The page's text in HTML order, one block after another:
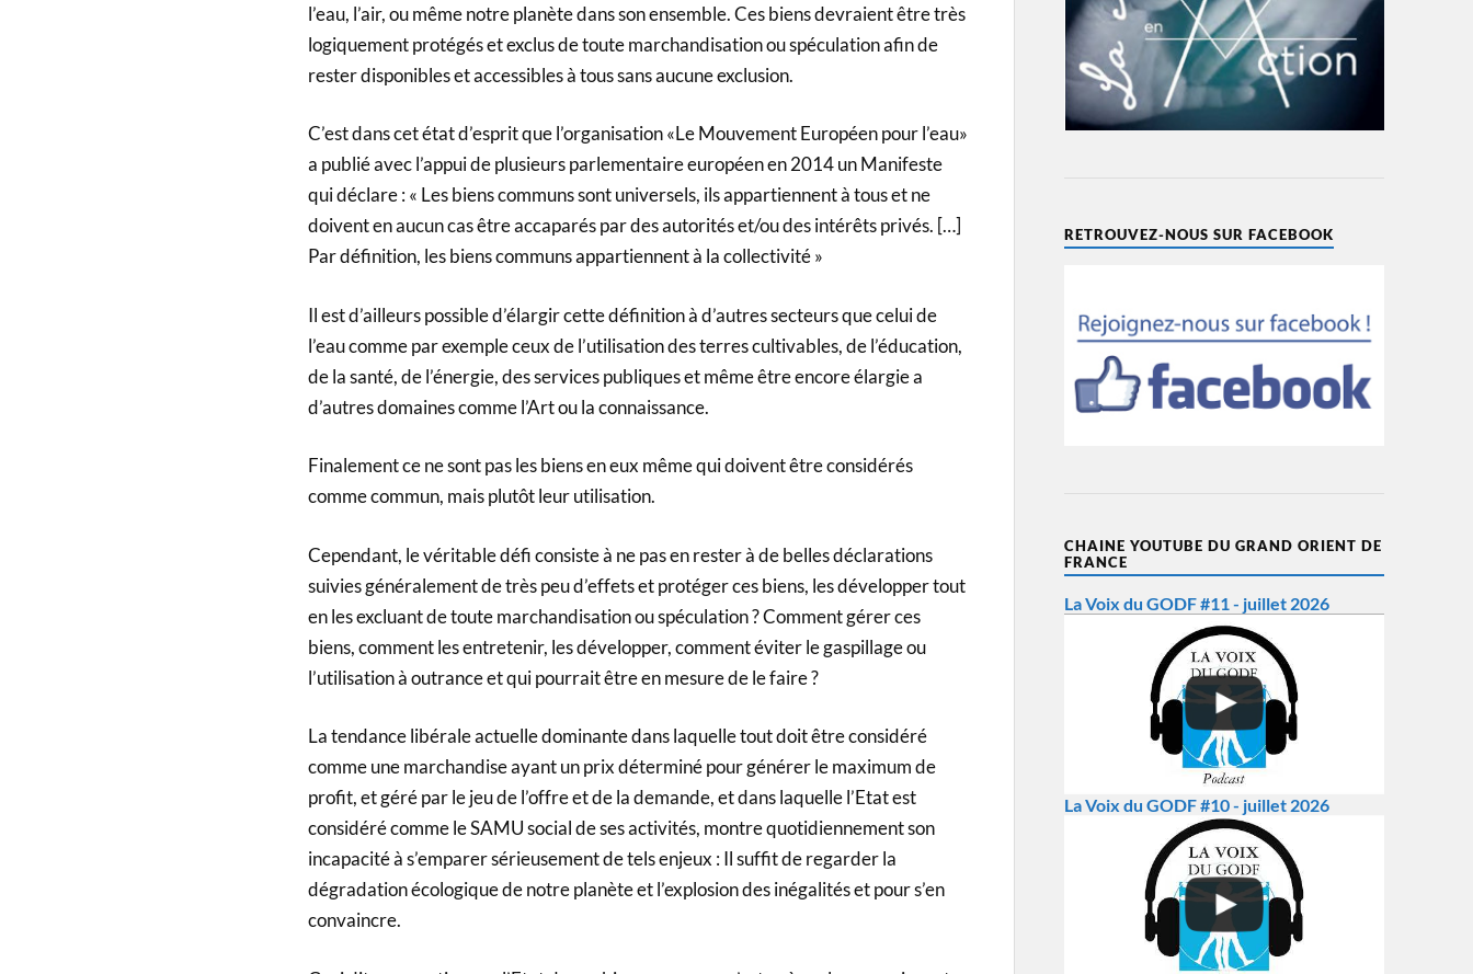
l’eau, l’air, ou même notre planète dans son ensemble. Ces biens devraient être très
logiquement protégés et exclus de toute marchandisation ou spéculation afin de
rester disponibles et accessibles à tous sans aucune exclusion.
C’est dans cet état d’esprit que l’organisation «Le Mouvement Européen pour l’eau»
a publié avec l’appui de plusieurs parlementaire européen en 2014 un Manifeste
qui déclare : « Les biens communs sont universels, ils appartiennent à tous et ne
doivent en aucun cas être accaparés par des autorités et/ou des intérêts privés. […]
Par définition, les biens communs appartiennent à la collectivité »
Il est d’ailleurs possible d’élargir cette définition à d’autres secteurs que celui de
l’eau comme par exemple ceux de l’utilisation des terres cultivables, de l’éducation,
de la santé, de l’énergie, des services publiques et même être encore élargie a
d’autres domaines comme l’Art ou la connaissance.
Finalement ce ne sont pas les biens en eux même qui doivent être considérés
comme commun, mais plutôt leur utilisation.
Cependant, le véritable défi consiste à ne pas en rester à de belles déclarations
suivies généralement de très peu d’effets et protéger ces biens, les développer tout
en les excluant de toute marchandisation ou spéculation ? Comment gérer ces
biens, comment les entretenir, les développer, comment éviter le gaspillage ou
l’utilisation à outrance et qui pourrait être en mesure de le faire ?
La tendance libérale actuelle dominante dans laquelle tout doit être considéré
comme une marchandise ayant un prix déterminé pour générer le maximum de
profit, et géré par le jeu de l’offre et de la demande, et dans laquelle l’Etat est
considéré comme le SAMU social de ses activités, montre quotidiennement son
incapacité à s’emparer sérieusement de tels enjeux : Il suffit de regarder la
dégradation écologique de notre planète et l’explosion des inégalités et pour s’en
convaincre.
RETROUVEZ-NOUS SUR FACEBOOK
CHAINE YOUTUBE DU GRAND ORIENT DE
FRANCE
La Voix du GODF #11 - juillet 2026
La Voix du GODF #10 - juillet 2026